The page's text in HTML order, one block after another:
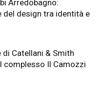
Arredobagno:
del design tra identità e
di Catellani & Smith
complesso Il Camozzi